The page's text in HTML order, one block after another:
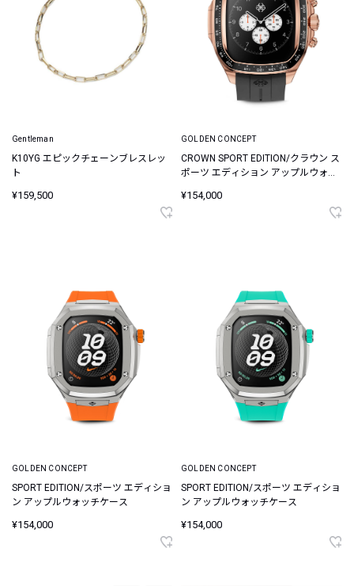
Gentleman
K10YG エピックチェーンブレスレッ
ト
¥159,500
GOLDEN CONCEPT
CROWN SPORT EDITION/クラウン ス
ポーツ エディション アップルウォッ
¥154,000
GOLDEN CONCEPT
SPORT EDITION/スポーツ エディショ
ン アップルウォッチケース
¥154,000
GOLDEN CONCEPT
SPORT EDITION/スポーツ エディショ
ン アップルウォッチケース
¥154,000